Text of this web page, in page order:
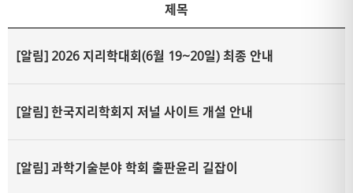
제목
[알림] 2026 지리학대회(6월 19~20일) 최종 안내
[알림]한국지리학회지 저널 사이트 개설 안내
[알림]과학기술분야 학회 출판윤리 길잡이